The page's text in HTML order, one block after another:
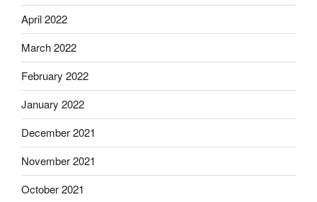
April 2022
March 2022
February 2022
January 2022
December 2021
November 2021
October 2021